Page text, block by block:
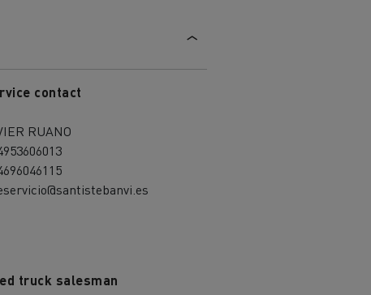
contact
RUANO
truck salesman